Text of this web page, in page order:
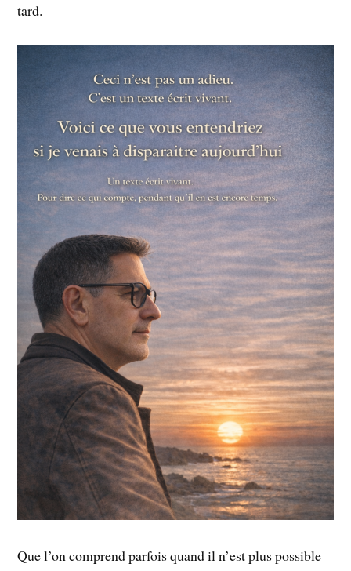
tard.
Que l’on comprend parfois quand il n’est plus possible